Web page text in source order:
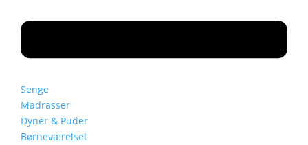
Senge
Madrasser
Dyner & Puder
Børneværelset